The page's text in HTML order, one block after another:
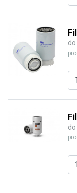
do
do